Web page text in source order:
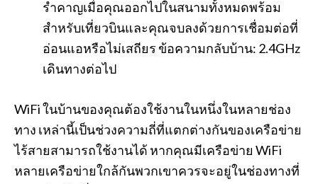
รำคาญเมื่อคุณออกไปในสนามทั้งหมดพร้อม
สำหรับเที่ยวบินและคุณจบลงด้วยการเชื่อมต่อที่
อ่อนแอหรือไม่เสถียร ข้อความกลับบ้าน: 2.4GHz
เดินทางต่อไป
WiFi ในบ้านของคุณต้องใช้งานในหนึ่งในหลายช่อง
ทาง เหล่านี้เป็นช่วงความถี่ที่แตกต่างกันของเครือข่าย
ไร้สายสามารถใช้งานได้ หากคุณมีเครือข่าย WiFi
หลายเครือข่ายใกล้กันพวกเขาควรจะอยู่ในช่องทางที่